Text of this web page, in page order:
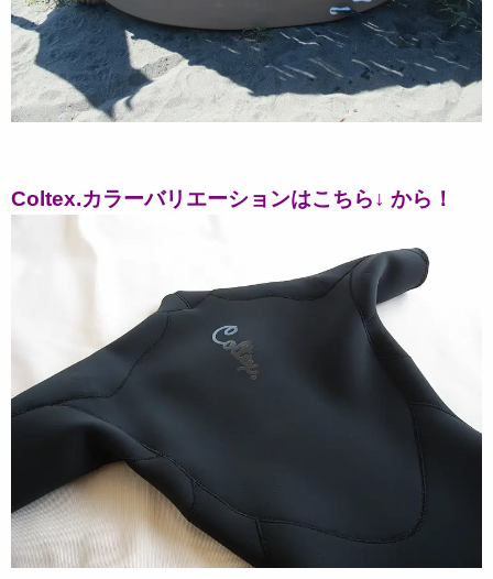
Coltex.カラーバリエーションはこちら↓ から！